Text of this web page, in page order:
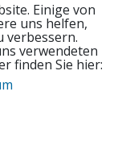
Einige von
uns helfen,
verbessern.
verwendeten
finden Sie hier: